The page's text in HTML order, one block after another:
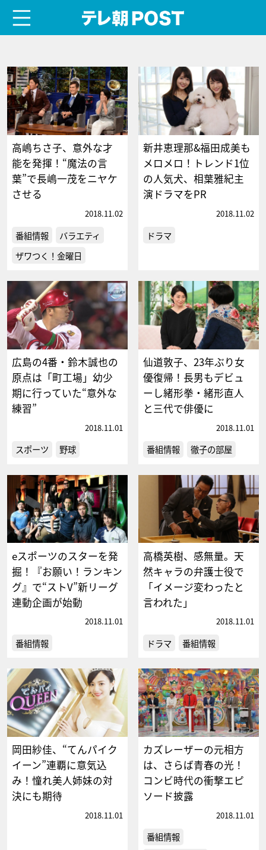
高嶋ちさ子、意外な才
能を発揮！“魔法の言
葉”で長嶋一茂をニヤケ
させる
2018.11.02
番組情報
バラエティ
ザワつく！金曜日
新井恵理那&福田成美も
メロメロ！トレンド1位
の人気犬、相葉雅紀主
演ドラマをPR
2018.11.02
ドラマ
広島の4番・鈴木誠也の
原点は「町工場」幼少
期に行っていた“意外な
練習”
2018.11.01
スポーツ 野球
仙道敦子、23年ぶり女
優復帰！長男もデビュ
ーし緒形拳・緒形直人
と三代で俳優に
2018.11.01
番組情報 徹子の部屋
eスポーツのスターを発
掘！『お願い！ランキン
グ』で“ストV”新リーグ
連動企画が始動
2018.11.01
番組情報
高橋英樹、感無量。天
然キャラの弁護士役で
「イメージ変わったと
言われた」
2018.11.01
ドラマ 番組情報
岡田紗佳、“てんパイク
イーン”連覇に意気込
み！憧れ美人姉妹の対
決にも期待
2018.11.01
カズレーザーの元相方
は、さらば青春の光！
コンビ時代の衝撃エピ
ソード披露
2018.11.01
番組情報